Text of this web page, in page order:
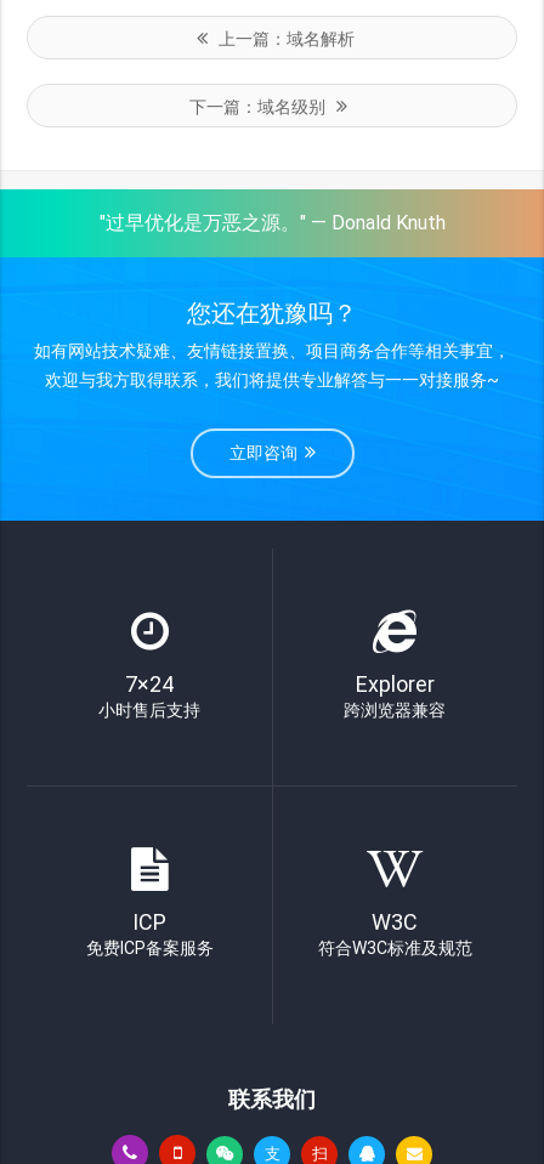
上一篇： 域名解析
下一篇：域名级别
"过早优化是万恶之源。" — Donald Knuth
您还在犹豫吗？
如有网站技术疑难、友情链接置换、项目商务合作等相关事宜，
欢迎与我方取得联系，我们将提供专业解答与一一对接服务~
立即咨询
7×24
小时售后支持
Explorer
跨浏览器兼容
ICP
免费ICP备案服务
W3C
符合W3C标准及规范
联系我们
支 扫